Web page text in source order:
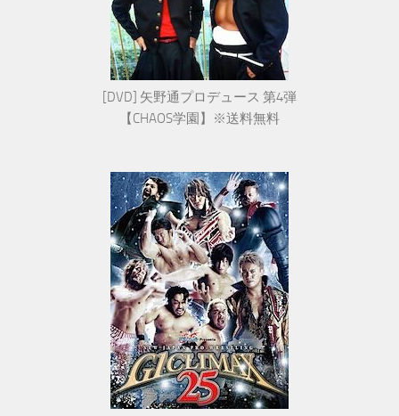
[DVD] 矢野通プロデュース 第4弾
【CHAOS学園】※送料無料